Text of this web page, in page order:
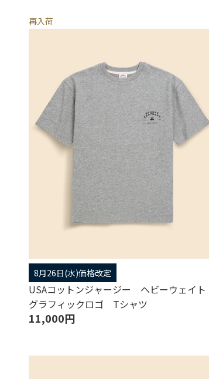
再入荷
8月26日(水)価格改定
USAコットンジャージー ヘビーウェイト
グラフィックロゴ Tシャツ
11,000円